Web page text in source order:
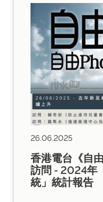
26.06.2025
香港電台《自
訪問 - 2024年
統」統計報告